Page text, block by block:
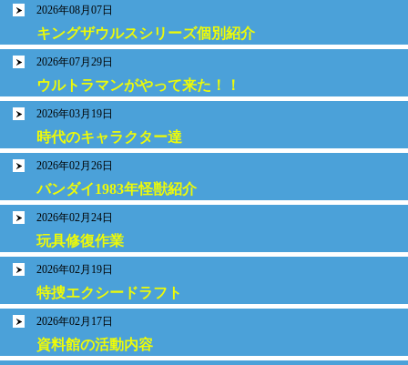
2026年08月07日
キングザウルスシリーズ個別紹介
2026年07月29日
ウルトラマンがやって来た！！
2026年03月19日
時代のキャラクター達
2026年02月26日
バンダイ1983年怪獣紹介
2026年02月24日
玩具修復作業
2026年02月19日
特捜エクシードラフト
2026年02月17日
資料館の活動内容